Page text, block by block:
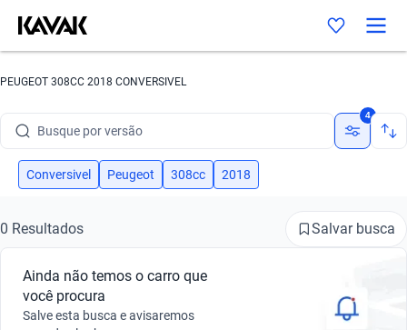
PEUGEOT 308CC 2018 CONVERSIVEL
Busque por marca
Busque por versão
Busque por ano
Busque por modelo
Busque por versão
4
Conversivel Peugeot 308cc 2018
0 Resultados Salvar busca
Ainda não temos o carro que
você procura
Salve esta busca e avisaremos